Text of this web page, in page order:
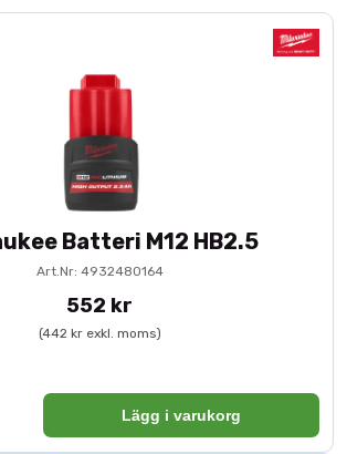
Batteri M12 HB2.5
Art.Nr: 4932480164
552 kr
(442 kr exkl. moms)
Lägg i varukorg